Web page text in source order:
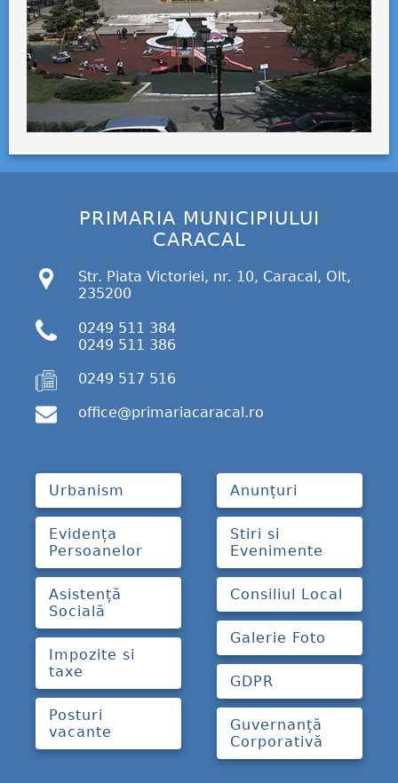
PRIMARIA MUNICIPIULUI
CARACAL
Str. Piata Victoriei, nr. 10, Caracal, Olt,
235200
0249 511 384
0249 511 386
0249 517 516
office@primariacaracal.ro
Urbanism
Evidența
Persoanelor
Asistență
Socială
Impozite si
taxe
Posturi
vacante
Anunțuri
Stiri si
Evenimente
Consiliul Local
Galerie Foto
GDPR
Guvernanță
Corporativă